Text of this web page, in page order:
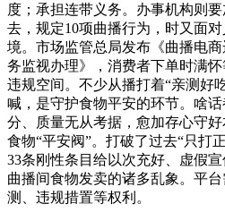
度；承担连带义务。办事机构则
去，规定10项曲播行为，时又面
境。市场监管总局发布《曲播电
务监视办理》，消费者下单时满
违规空间。不少从播打着“亲测好
喊，是守护食物平安的环节。啥
分、质量无从考据，愈加存心守
食物“平安阀”。打破了过去“只打
33条刚性条目给以次充好、虚假
曲播间食物发卖的诸多乱象。平
测、违规措置等权利。